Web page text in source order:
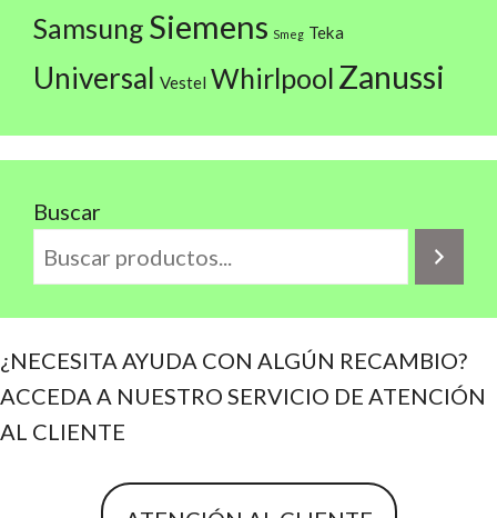
Samsung Siemens Smeg Teka
Universal Vestel Whirlpool Zanussi
Buscar
¿NECESITA AYUDA CON ALGÚN RECAMBIO?
ACCEDA A NUESTRO SERVICIO DE ATENCIÓN
AL CLIENTE